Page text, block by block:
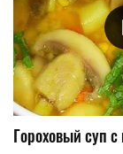
Гороховый суп с